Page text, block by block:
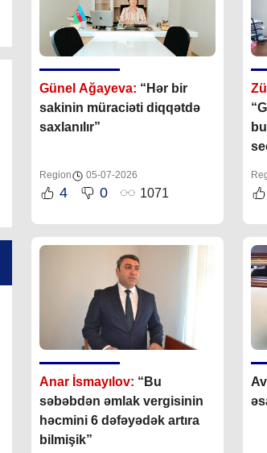
Günel Ağayeva: “Hər bir
sakinin müraciəti diqqətdə
saxlanılır”
Region 05-07-2026
4 0 1071
Anar İsmayılov: “Bu
səbəbdən əmlak vergisinin
həcmini 6 dəfəyədək artıra
bilmişik”